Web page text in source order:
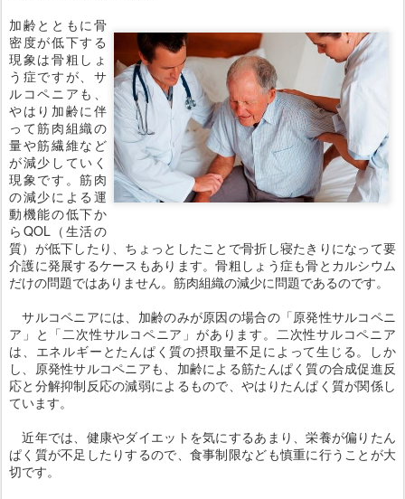
加齢とともに骨
密度が低下する
現象は骨粗しょ
う症ですが、サ
ルコペニアも、
やはり加齢に伴
って筋肉組織の
量や筋繊維など
が減少していく
現象です。筋肉
の減少による運
動機能の低下か
らQOL（生活の
質）が低下したり、ちょっとしたことで骨折し寝たきりになって要
介護に発展するケースもあります。骨粗しょう症も骨とカルシウム
だけの問題ではありません。筋肉組織の減少に問題であるのです。
サルコペニアには、加齢のみが原因の場合の「原発性サルコペニ
ア」と「二次性サルコペニア」があります。二次性サルコペニア
は、エネルギーとたんぱく質の摂取量不足によって生じる。しか
し、原発性サルコペニアも、加齢による筋たんぱく質の合成促進反
応と分解抑制反応の減弱によるもので、やはりたんぱく質が関係し
ています。
近年では、健康やダイエットを気にするあまり、栄養が偏りたん
ぱく質が不足したりするので、食事制限なども慎重に行うことが大
切です。